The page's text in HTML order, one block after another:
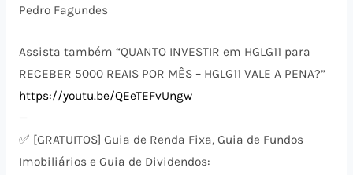
Pedro Fagundes
Assista também “QUANTO INVESTIR em HGLG11 para
RECEBER 5000 REAIS POR MÊS – HGLG11 VALE A PENA?”
https://youtu.be/QEeTEFvUngw
—
✅ [GRATUITOS] Guia de Renda Fixa, Guia de Fundos
Imobiliários e Guia de Dividendos: